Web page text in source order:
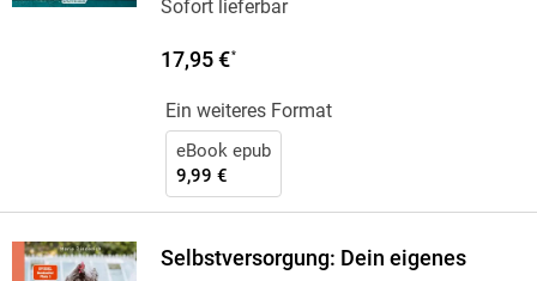
Sofort lieferbar
17,95 €*
Ein weiteres Format
eBook epub
9,99 €
Selbstversorgung: Dein eigenes